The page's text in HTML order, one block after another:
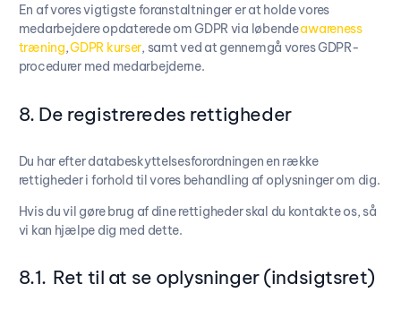
En af vores vigtigste foranstaltninger er at holde vores
medarbejdere opdaterede om GDPR via løbendeawareness
træning,GDPR kurser, samt ved at gennemgå vores GDPR-
procedurer med medarbejderne.
8. De registreredes rettigheder
Du har efter databeskyttelsesforordningen en række
rettigheder i forhold til vores behandling af oplysninger om dig.
Hvis du vil gøre brug af dine rettigheder skal du kontakte os, så
vi kan hjælpe dig med dette.
8.1. Ret til at se oplysninger (indsigtsret)